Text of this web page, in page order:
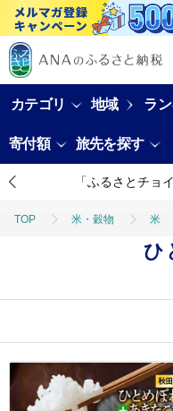
カテゴリ 地域 ラ
寄付額 旅先を探す
「ふるさとチョ
TOP 米・穀物 米
ひ